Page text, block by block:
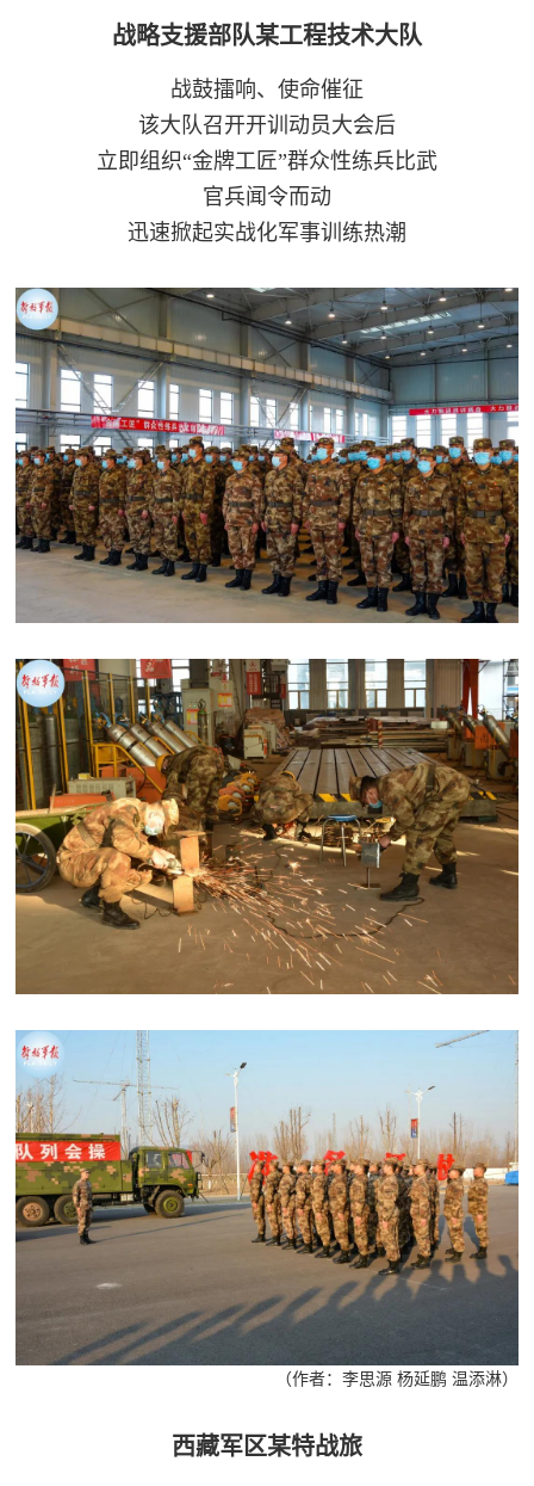
战略支援部队某工程技术大队
战鼓擂响、使命催征
该大队召开开训动员大会后
立即组织“金牌工匠”群众性练兵比武
官兵闻令而动
迅速掀起实战化军事训练热潮
（作者：李思源 杨延鹏 温添淋）
西藏军区某特战旅